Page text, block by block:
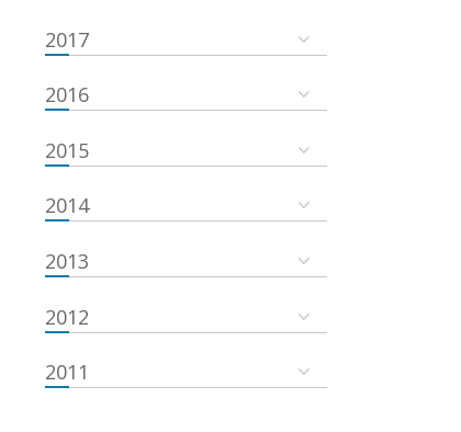
2017
2016
2015
2014
2013
2012
2011